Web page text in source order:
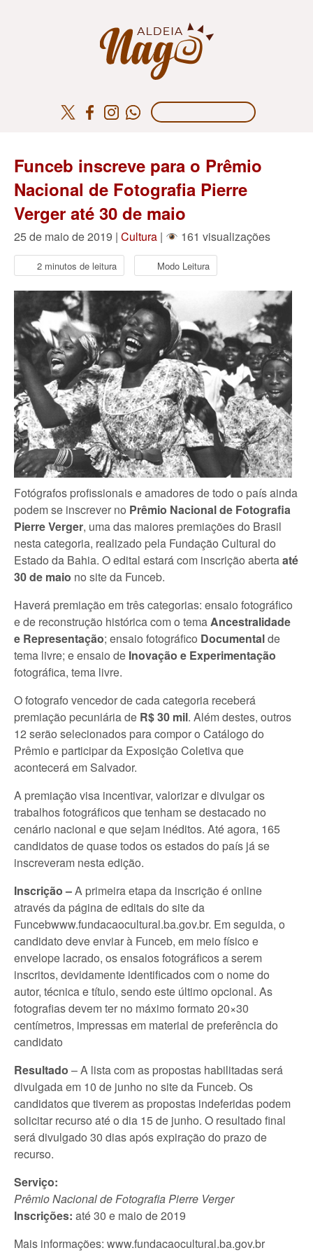
Funceb inscreve para o Prêmio
Nacional de Fotografia Pierre
Verger até 30 de maio
25 de maio de 2019 | Cultura | 161 visualizações
2 minutos de leitura Modo Leitura
Fotógrafos profissionais e amadores de todo o país ainda
podem se inscrever no Prêmio Nacional de Fotografia
Pierre Verger, uma das maiores premiações do Brasil
nesta categoria, realizado pela Fundação Cultural do
Estado da Bahia. O edital estará com inscrição abertaaté
30 de maio no site da Funceb.
Haverá premiação em três categorias: ensaio fotográfico
e de reconstrução histórica com o tema Ancestralidade
e Representação; ensaio fotográfico Documentalde
tema livre; e ensaio de Inovação e Experimentação
fotográfica, tema livre.
O fotografo vencedor de cada categoria receberá
premiação pecuniária de R$ 30 mil. Além destes, outros
12 serão selecionados para compor o Catálogo do
Prêmio e participar da Exposição Coletiva que
acontecerá em Salvador.
A premiação visa incentivar, valorizar e divulgar os
trabalhos fotográficos que tenham se destacado no
cenário nacional e que sejam inéditos. Até agora, 165
candidatos de quase todos os estados do país já se
inscreveram nesta edição.
Inscrição –A primeira etapa da inscrição é online
através da página de editais do site da
Funcebwww.fundacaocultural.ba.gov.br. Em seguida, o
candidato deve enviar à Funceb, em meio físico e
envelope lacrado, os ensaios fotográficos a serem
inscritos, devidamente identificados com o nome do
autor, técnica e título, sendo este último opcional. As
fotografias devem ter no máximo formato 20×30
centímetros, impressas em material de preferência do
candidato
Resultado – A lista com as propostas habilitadas será
divulgada em 10 de junho no site da Funceb. Os
candidatos que tiverem as propostas indeferidas podem
solicitar recurso até o dia 15 de junho. O resultado final
será divulgado 30 dias após expiração do prazo de
recurso.
Serviço:
Prêmio Nacional de Fotografia Pierre Verger
Inscrições: até 30 e maio de 2019
Mais informações: www.fundacaocultural.ba.gov.br